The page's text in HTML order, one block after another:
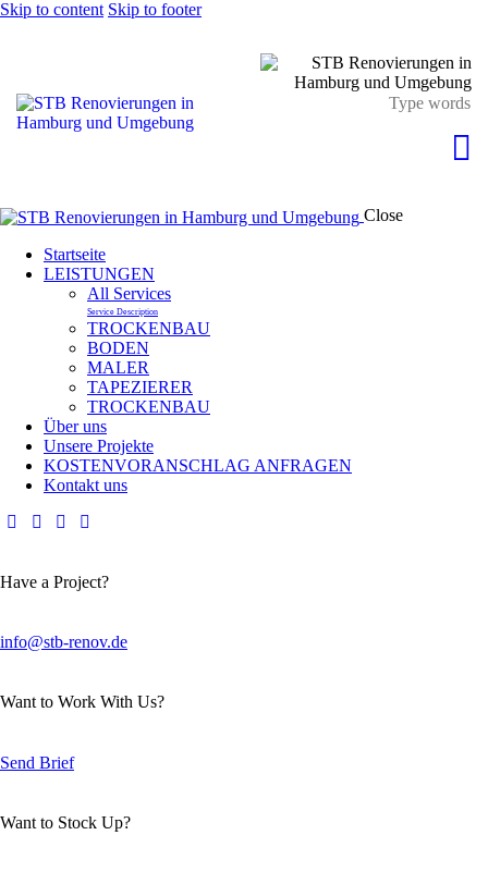
Skip to content Skip to footer
Close
Startseite
LEISTUNGEN
All Services
Service Description
TROCKENBAU
BODEN
MALER
TAPEZIERER
TROCKENBAU
Über uns
Unsere Projekte
KOSTENVORANSCHLAG ANFRAGEN
Kontakt uns
Have a Project?
info@stb-renov.de
Want to Work With Us?
Send Brief
Want to Stock Up?